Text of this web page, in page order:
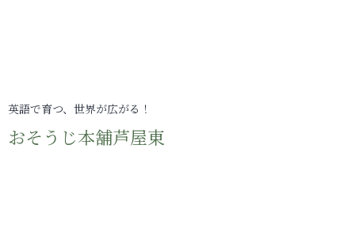
英語で育つ、世界が広がる！
おそうじ本舗芦屋東